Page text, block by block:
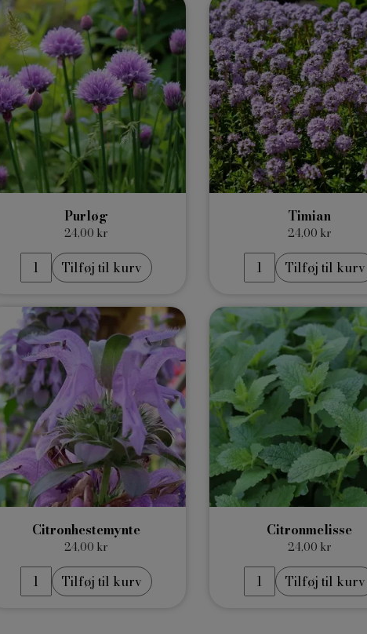
Purløg
24,00 kr
Tilføj til kurv
Timian
24,00 kr
Tilføj til kurv
Citronhestemynte
24,00 kr
Tilføj til kurv
Citronmelisse
24,00 kr
Tilføj til kurv